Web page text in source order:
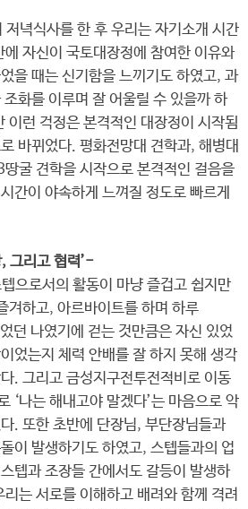
녁식사를 한 후 우리는 자기소개 시간
자신이 국토대장정에 참여한 이유와
을 때는 신기함을 느끼기도 하였고, 과
화를 이루며 잘 어울릴 수 있을까 하
이런 걱정은 본격적인 대장정이 시작됨
바뀌었다. 평화전망대 견학과, 해병대
굴 견학을 시작으로 본격적인 걸음을
간이 야속하게 느껴질 정도로 빠르게
그리고 협력’-
으로서의 활동이 마냥 즐겁고 쉽지만
겨하고, 아르바이트를 하며 하루
던 나였기에 걷는 것만큼은 자신 있었
었는지 체력 안배를 잘 하지 못해 생각
. 그리고 금성지구전투전적비로 이동
‘나는 해내고야 말겠다’는 마음으로 악
. 또한 초반에 단장님, 부단장님들과
이 발생하기도 하였고, 스텝들과의 업
텝과 조장들 간에서도 갈등이 발생하
는 서로를 이해하고 배려와 함께 격려